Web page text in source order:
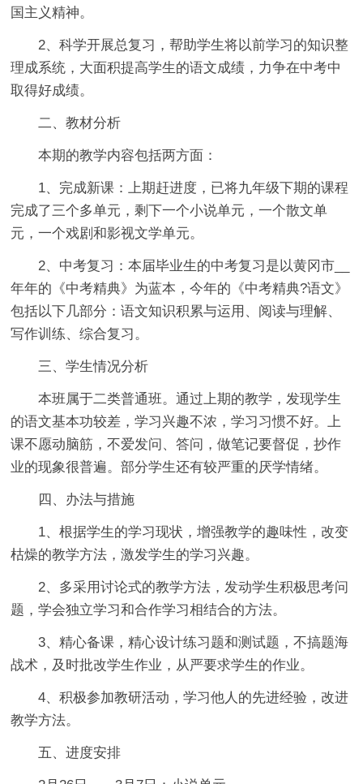
国主义精神。
2、科学开展总复习，帮助学生将以前学习的知识整
理成系统，大面积提高学生的语文成绩，力争在中考中
取得好成绩。
二、教材分析
本期的教学内容包括两方面：
1、完成新课：上期赶进度，已将九年级下期的课程
完成了三个多单元，剩下一个小说单元，一个散文单
元，一个戏剧和影视文学单元。
2、中考复习：本届毕业生的中考复习是以黄冈市__
年年的《中考精典》为蓝本，今年的《中考精典?语文》
包括以下几部分：语文知识积累与运用、阅读与理解、
写作训练、综合复习。
三、学生情况分析
本班属于二类普通班。通过上期的教学，发现学生
的语文基本功较差，学习兴趣不浓，学习习惯不好。上
课不愿动脑筋，不爱发问、答问，做笔记要督促，抄作
业的现象很普遍。部分学生还有较严重的厌学情绪。
四、办法与措施
1、根据学生的学习现状，增强教学的趣味性，改变
枯燥的教学方法，激发学生的学习兴趣。
2、多采用讨论式的教学方法，发动学生积极思考问
题，学会独立学习和合作学习相结合的方法。
3、精心备课，精心设计练习题和测试题，不搞题海
战术，及时批改学生作业，从严要求学生的作业。
4、积极参加教研活动，学习他人的先进经验，改进
教学方法。
五、进度安排